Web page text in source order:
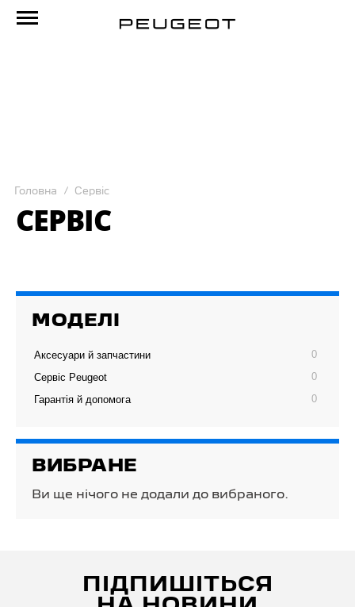
Головна Сервіс
СЕРВІС
МОДЕЛІ
Аксесуари й запчастини
0
Сервіс Peugeot
0
Гарантія й допомога
0
ВИБРАНЕ
Ви ще нічого не додали до вибраного.
ПІДПИШІТЬСЯ